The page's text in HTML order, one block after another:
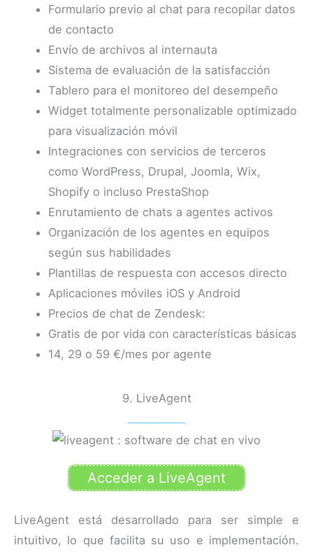
Formulario previo al chat para recopilar datos
de contacto
Envío de archivos al internauta
Sistema de evaluación de la satisfacción
Tablero para el monitoreo del desempeño
Widget totalmente personalizable optimizado
para visualización móvil
Integraciones con servicios de terceros
como WordPress, Drupal, Joomla, Wix,
Shopify o incluso PrestaShop
Enrutamiento de chats a agentes activos
Organización de los agentes en equipos
según sus habilidades
Plantillas de respuesta con accesos directo
Aplicaciones móviles iOS y Android
Precios de chat de Zendesk:
Gratis de por vida con características básicas
14, 29 o 59 €/mes por agente
9. LiveAgent
Acceder a LiveAgent
LiveAgent está desarrollado para ser simple e
intuitivo, lo que facilita su uso e implementación.